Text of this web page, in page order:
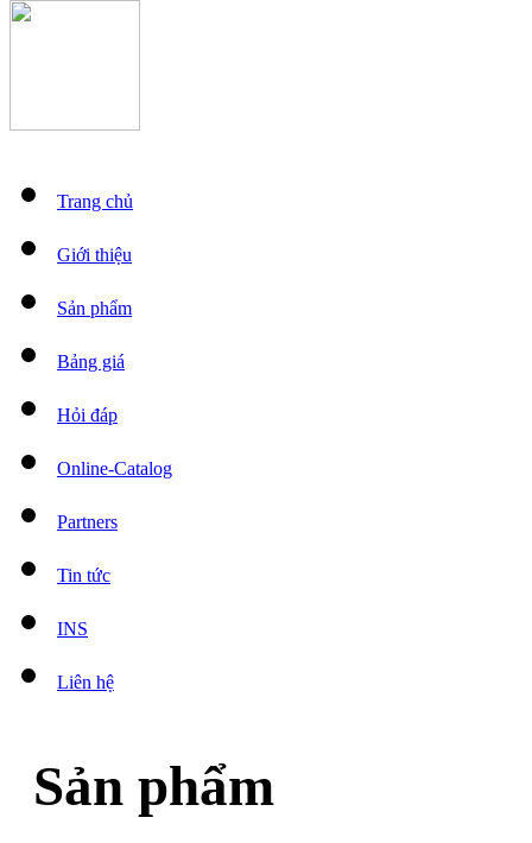
Trang chủ
Giới thiệu
Sản phẩm
Bảng giá
Hỏi đáp
Online-Catalog
Partners
Tin tức
INS
Liên hệ
Sản phẩm